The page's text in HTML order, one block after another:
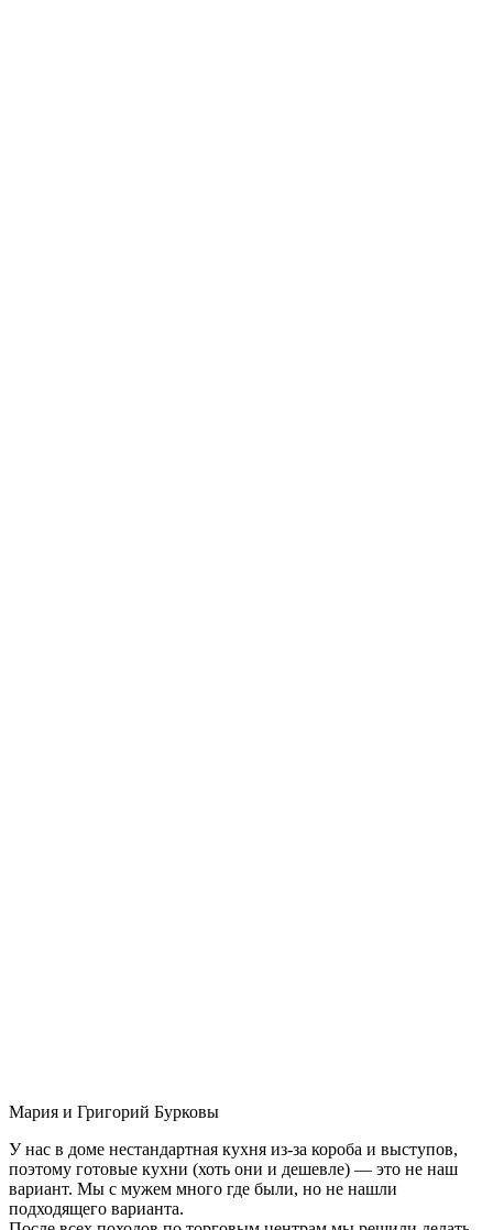
Мария и Григорий Бурковы
У нас в доме нестандартная кухня из-за короба и выступов,
поэтому готовые кухни (хоть они и дешевле) — это не наш
вариант. Мы с мужем много где были, но не нашли
подходящего варианта.